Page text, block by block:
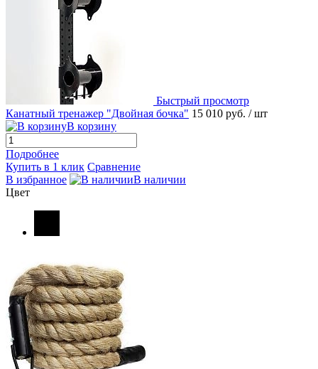
Быстрый просмотр
Канатный тренажер "Двойная бочка" 15 010 руб. / шт
В корзину
Подробнее
Купить в 1 клик Сравнение
В избранное
В наличии
Цвет